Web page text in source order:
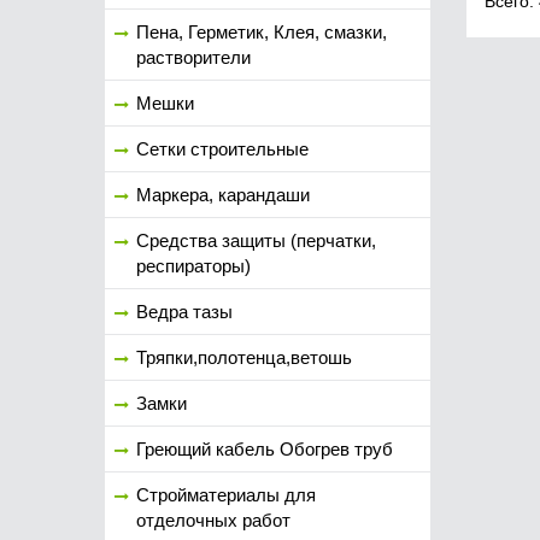
Пена, Герметик, Клея, смазки,
растворители
Мешки
Сетки строительные
Маркера, карандаши
Средства защиты (перчатки,
респираторы)
Ведра тазы
Тряпки,полотенца,ветошь
Замки
Греющий кабель Обогрев труб
Стройматериалы для
отделочных работ